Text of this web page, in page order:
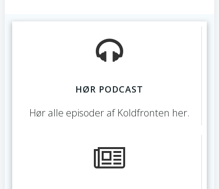
HØR PODCAST
Hør alle episoder af Koldfronten her.